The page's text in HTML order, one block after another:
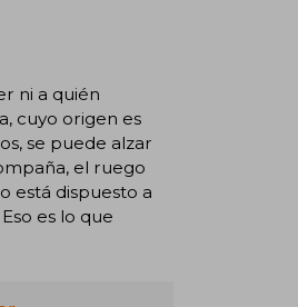
ni a quién
cuyo origen es
se puede alzar
el ruego
está dispuesto a
es lo que